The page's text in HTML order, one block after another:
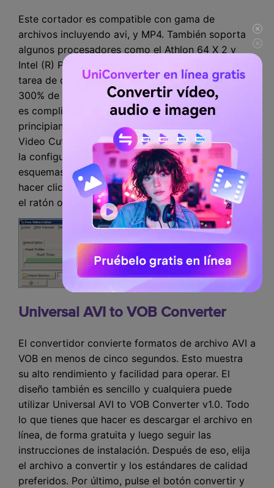
Este cortador es compatible con gama de
archivos incluyendo avi, y MP4. También soporta
algunos procesadores como el Athlon 64 X 2 y
Intel (R) Pentium D Dual-Core. Puede completar la
tarea de corte en pocos minutos con más del
300% de velocidad. En segundo lugar, su uso no
es complicado y tanto los profesionales como los
principiantes pueden utilizarlo cómodamente. Free
Video Cutter Pro v1.0.2 identifica automáticamente
la configuración del hardware y luego aplica los
esquemas de corte adecuados. Sólo tiene que
hacer clic en los botones de inicio y fin utilizando
el ratón o arrastrar y soltar estas opciones.
Universal AVI to VOB Converter
El convertidor convierte formatos de archivo AVI a
VOB en menos de cinco segundos. Esto muestra
su alto rendimiento y facilidad para operar. El
diseño también es sencillo y cualquiera puede
utilizar Universal AVI to VOB Converter v1.0. Todo
lo que tienes que hacer es descargar el archivo en
línea, de forma gratuita y luego seguir las
instrucciones de instalación. Después de eso, elija
el archivo a convertir y los estándares de calidad
preferidos. Por último, pulse el botón convertir y